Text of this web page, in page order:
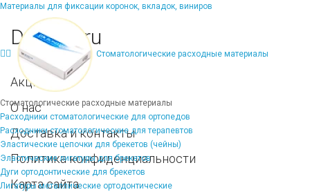
Материалы для фиксации коронок, вкладок, виниров
Стоматологические расходные материалы
Стоматологические расходные материалы
Расходники стоматологические для ортопедов
Расходники стоматологические для терапевтов
Эластические цепочки для брекетов (чейны)
Эластические лигатуры для брекетов
Дуги ортодонтические для брекетов
Лигатуры металлические ортодонтические
Dentins.ru
Акции
О нас
Доставка и контакты
Политика конфиденциальности
Карта сайта